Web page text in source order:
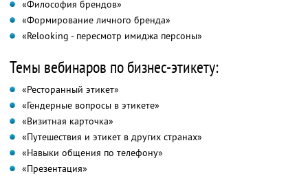
«Философия брендов»
«Формирование личного бренда»
«Relooking - пересмотр имиджа персоны»
Темы вебинаров по бизнес-этикету:
«Ресторанный этикет»
«Гендерные вопросы в этикете»
«Визитная карточка»
«Путешествия и этикет в других странах»
«Навыки общения по телефону»
«Презентация»